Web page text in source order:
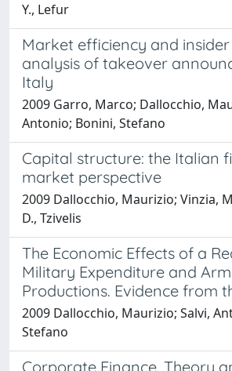
Y., Lefur
Market efficiency and
analysis of takeover
Italy
2009 Garro, Marco; Dallocchio,
Antonio; Bonini, Stefano
Capital structure: the Italian
market perspective
2009 Dallocchio, Maurizio; Vinzia,
D., Tzivelis
The Economic Effects of a
Military Expenditure and
Productions. Evidence from
2009 Dallocchio, Maurizio; Salvi,
Stefano
Corporate Finance. Theory